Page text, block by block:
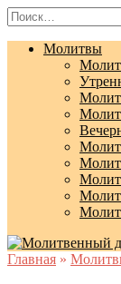
Перейти
к
содержанию
Search
for:
Молитвы
Главная »